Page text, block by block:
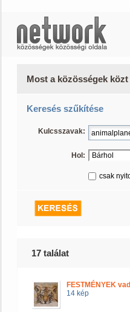
Most a közösségek
Keresés szűkítése
Kulcsszavak:
Hol:
csak
17 találat
FESTMÉNYEK
14 kép